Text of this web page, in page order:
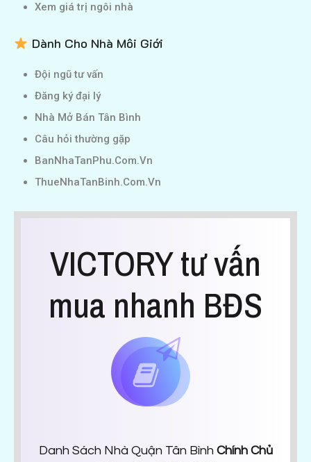
Xem giá trị ngôi nhà
Dành Cho Nhà Môi Giới
Đội ngũ tư vấn
Đăng ký đại lý
Nhà Mở Bán Tân Bình
Câu hỏi thường gặp
BanNhaTanPhu.Com.Vn
ThueNhaTanBinh.Com.Vn
VICTORY tư vấn
mua nhanh BĐS
Danh Sách Nhà Quận Tân Bình Chính Chủ